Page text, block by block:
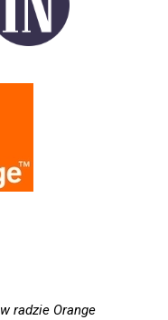
radzie Orange